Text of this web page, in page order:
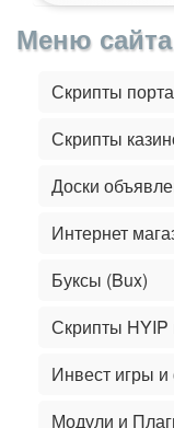
Меню сайта
Скрипты
Скрипты
Доски
Интернет
Буксы (Bux)
Скрипты HYIP
Инвест игры
Модули и